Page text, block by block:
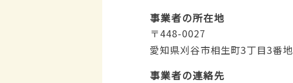
事業者の所在地
〒448-0027
愛知県刈谷市相生町3丁目3番地
事業者の連絡先